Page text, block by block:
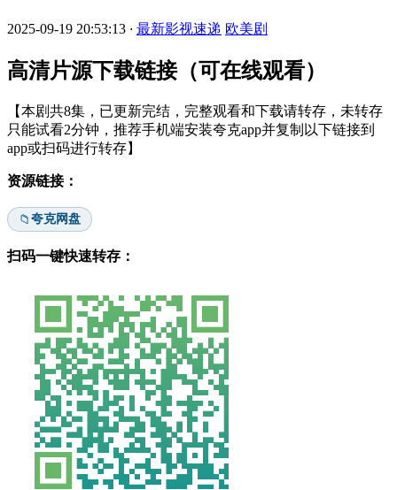
2025-09-19 20:53:13 · 最新影视速递 欧美剧
高清片源下载链接（可在线观看）
【本剧共8集，已更新完结，完整观看和下载请转存，未转存
只能试看2分钟，推荐手机端安装夸克app并复制以下链接到
app或扫码进行转存】
资源链接：
📁夸克网盘
扫码一键快速转存：